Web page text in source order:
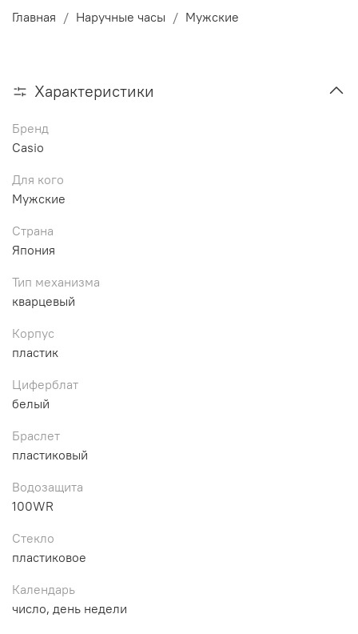
Главная Наручные часы Мужские
Характеристики
Бренд
Casio
Для кого
Мужские
Страна
Япония
Тип механизма
кварцевый
Корпус
пластик
Циферблат
белый
Браслет
пластиковый
Водозащита
100WR
Стекло
пластиковое
Календарь
число, день недели